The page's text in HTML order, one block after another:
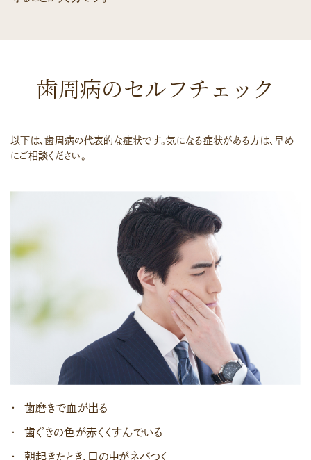
歯周病のセルフチェック
以下は、歯周病の代表的な症状です。気になる症状がある方は、早め
にご相談ください。
歯磨きで血が出る
歯ぐきの色が赤くくすんでいる
朝起きたとき、口の中がネバつく